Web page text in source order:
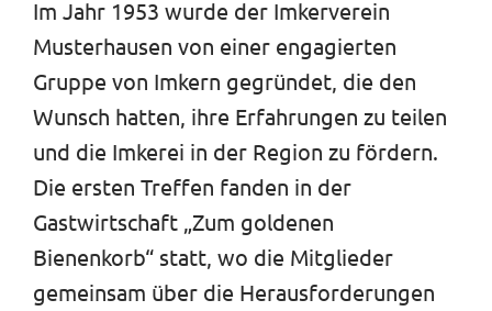
Im Jahr 1953 wurde der Imkerverein
Musterhausen von einer engagierten
Gruppe von Imkern gegründet, die den
Wunsch hatten, ihre Erfahrungen zu teilen
und die Imkerei in der Region zu fördern.
Die ersten Treffen fanden in der
Gastwirtschaft „Zum goldenen
Bienenkorb“ statt, wo die Mitglieder
gemeinsam über die Herausforderungen